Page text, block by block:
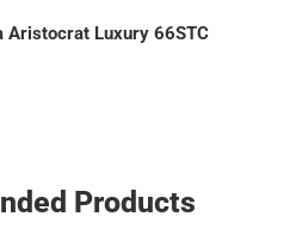
Aristocrat Luxury 66STC
Products